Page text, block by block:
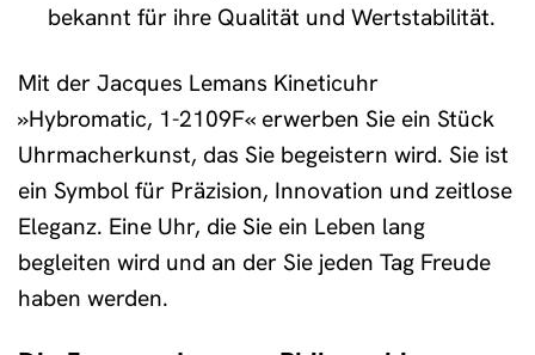
bekannt für ihre Qualität und Wertstabilität.
Mit der Jacques Lemans Kineticuhr
»Hybromatic, 1-2109F« erwerben Sie ein Stück
Uhrmacherkunst, das Sie begeistern wird. Sie ist
ein Symbol für Präzision, Innovation und zeitlose
Eleganz. Eine Uhr, die Sie ein Leben lang
begleiten wird und an der Sie jeden Tag Freude
haben werden.